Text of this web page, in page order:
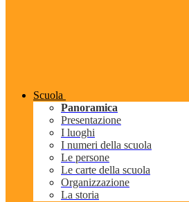
Scuola
Panoramica
Presentazione
I luoghi
I numeri della scuola
Le persone
Le carte della scuola
Organizzazione
La storia